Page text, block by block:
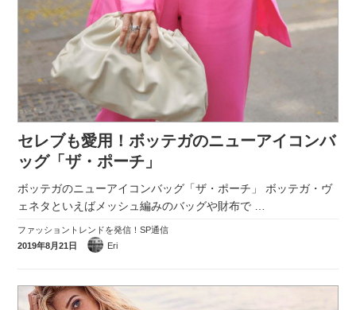
セレブも愛用！ボッテガのニューアイコンバ
ッグ「ザ・ポーチ」
ボッテガのニューアイコンバッグ「ザ・ポーチ」 ボッテガ・ヴ
ェネタといえばメッシュ編みのバッグや財布で …
ファッショントレンドを発信！SP通信
2019年8月21日
Eri